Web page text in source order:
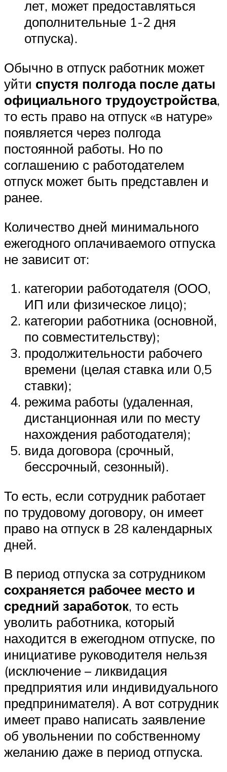
лет, может предоставляться
дополнительные 1-2 дня
отпуска).
Обычно в отпуск работник может
уйти спустя полгода после даты
официального трудоустройства,
то есть право на отпуск «в натуре»
появляется через полгода
постоянной работы. Но по
соглашению с работодателем
отпуск может быть представлен и
ранее.
Количество дней минимального
ежегодного оплачиваемого отпуска
не зависит от:
категории работодателя (ООО,
ИП или физическое лицо);
категории работника (основной,
по совместительству);
продолжительности рабочего
времени (целая ставка или 0,5
ставки);
режима работы (удаленная,
дистанционная или по месту
нахождения работодателя);
вида договора (срочный,
бессрочный, сезонный).
То есть, если сотрудник работает
по трудовому договору, он имеет
право на отпуск в 28 календарных
дней.
В период отпуска за сотрудником
сохраняется рабочее место и
средний заработок, то есть
уволить работника, который
находится в ежегодном отпуске, по
инициативе руководителя нельзя
(исключение – ликвидация
предприятия или индивидуального
предпринимателя). А вот сотрудник
имеет право написать заявление
об увольнении по собственному
желанию даже в период отпуска.